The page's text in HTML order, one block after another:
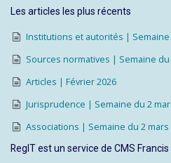
Les articles les plus récents
Institutions et autorités | Semaine
Sources normatives | Semaine du
Articles | Février 2026
Jurisprudence | Semaine du 2
Associations | Semaine du 2 mars
RegIT est un service de CMS